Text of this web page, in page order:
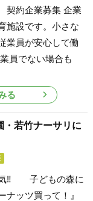
契約企業募集 企業
施設です。小さな
業員が安心して働
員でない場合も
る
若竹ナーサリに
気‼ 子どもの森に
ナッツ買って！』